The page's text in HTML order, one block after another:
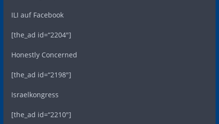
ILI auf Facebook
[the_ad id=“2204″]
Honestly Concerned
[the_ad id=“2198″]
Israelkongress
[the_ad id=“2210″]